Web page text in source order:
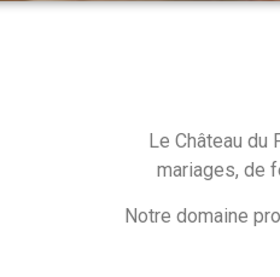
Le Château du
mariages, de
Notre domaine